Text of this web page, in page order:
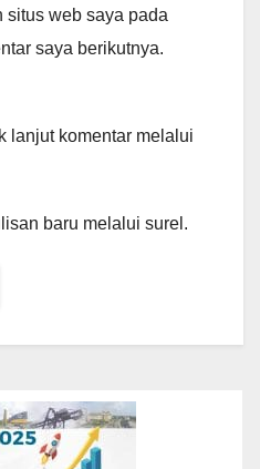
situs web saya pada
saya berikutnya.
lanjut komentar melalui
baru melalui surel.